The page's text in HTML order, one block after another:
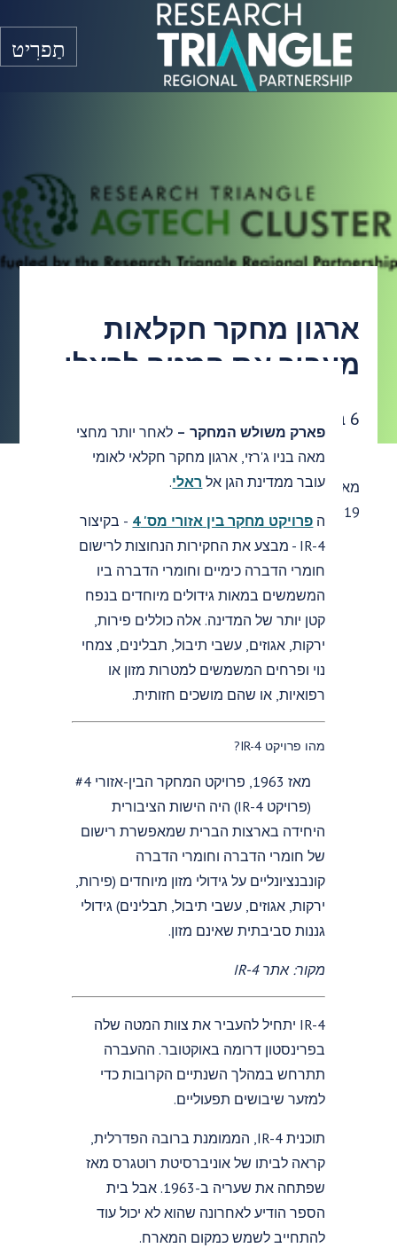
תַפרִיט
ארגון מחקר חקלאות
מעביר את המטה לראלי
תאריך פרסום:
6 באוגוסט 2019
2019.
פארק משולש המחקר – לאחר יותר מחצי
מאה בניו ג'רזי, ארגון מחקר חקלאי לאומי
עובר ממדינת הגן אל ראלי.
ה פרויקט מחקר בין אזורי מס' 4
- בקיצור
IR-4 - מבצע את החקירות הנחוצות לרישום
חומרי הדברה כימיים וחומרי הדברה ביו
המשמשים במאות גידולים מיוחדים בנפח
קטן יותר של המדינה. אלה כוללים פירות,
ירקות, אגוזים, עשבי תיבול, תבלינים, צמחי
נוי ופרחים המשמשים למטרות מזון או
רפואיות, או שהם מושכים חזותית.
מהו פרויקט IR-4?
מאז 1963, פרויקט המחקר הבין-אזורי #4
(פרויקט IR-4) היה הישות הציבורית
היחידה בארצות הברית שמאפשרת רישום
של חומרי הדברה וחומרי הדברה
קונבנציונליים על גידולי מזון מיוחדים (פירות,
ירקות, אגוזים, עשבי תיבול, תבלינים) גידולי
גננות סביבתית שאינם מזון.
מקור: אתר IR-4
IR-4 יתחיל להעביר את צוות המטה שלה
בפרינסטון דרומה באוקטובר. ההעברה
תתרחש במהלך השנתיים הקרובות כדי
למזער שיבושים תפעוליים.
תוכנית IR-4, הממומנת ברובה הפדרלית,
קראה לביתו של אוניברסיטת רוטגרס מאז
שפתחה את שעריה ב-1963. אבל בית
הספר הודיע לאחרונה שהוא לא יכול עוד
להתחייב לשמש כמקום המארח.